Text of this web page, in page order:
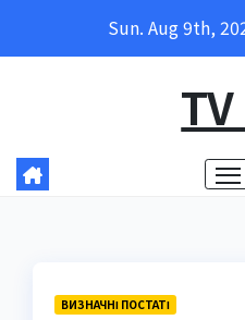
Sun. Aug 9th,
ВИЗНАЧНІ ПОСТАТІ